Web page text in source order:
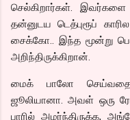
செல்கிறார்கள்.
தன்னுடய டெத்புரூப்
சைக்கோ.. இந்த மூன்று
அறிந்திருக்கிறான்.
மைக் பாலோ செய்வதை
ஜூலியானா. அவள் ஒரு
பாரில் அமர்ந்திருக்க,